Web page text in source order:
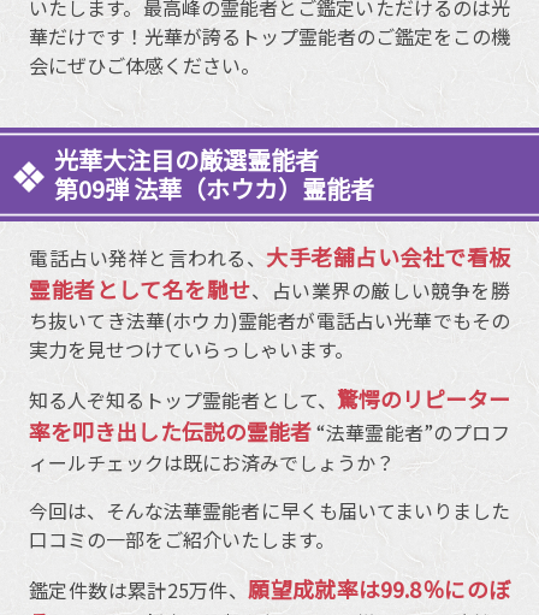
いたします。最高峰の霊能者とご鑑定いただけるのは光
華だけです！光華が誇るトップ霊能者のご鑑定をこの機
会にぜひご体感ください。
光華大注目の厳選霊能者
第09弾 法華（ホウカ）霊能者
電話占い発祥と言われる、 大手老舗占い会社で看板
霊能者として名を馳せ、占い業界の厳しい競争を勝
ち抜いてき法華(ホウカ)霊能者が電話占い光華でもその
実力を見せつけていらっしゃいます。
知る人ぞ知るトップ霊能者として、 驚愕のリピーター
率を叩き出した伝説の霊能者“法華霊能者”のプロフ
ィールチェックは既にお済みでしょうか？
今回は、そんな法華霊能者に早くも届いてまいりました
口コミの一部をご紹介いたします。
鑑定件数は累計25万件、願望成就率は99.8％にのぼ